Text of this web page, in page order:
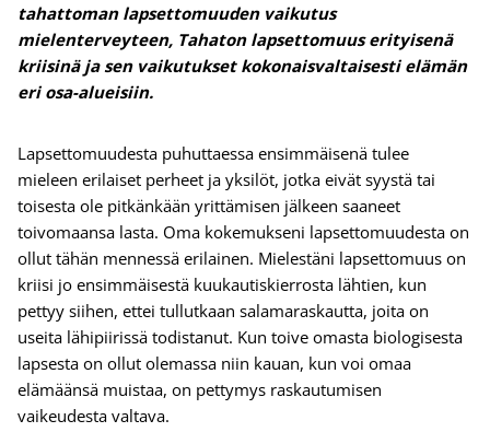
tahattoman lapsettomuuden vaikutus
mielenterveyteen, Tahaton lapsettomuus erityisenä
kriisinä ja sen vaikutukset kokonaisvaltaisesti elämän
eri osa-alueisiin.
Lapsettomuudesta puhuttaessa ensimmäisenä tulee
mieleen erilaiset perheet ja yksilöt, jotka eivät syystä tai
toisesta ole pitkänkään yrittämisen jälkeen saaneet
toivomaansa lasta. Oma kokemukseni lapsettomuudesta on
ollut tähän mennessä erilainen. Mielestäni lapsettomuus on
kriisi jo ensimmäisestä kuukautiskierrosta lähtien, kun
pettyy siihen, ettei tullutkaan salamaraskautta, joita on
useita lähipiirissä todistanut. Kun toive omasta biologisesta
lapsesta on ollut olemassa niin kauan, kun voi omaa
elämäänsä muistaa, on pettymys raskautumisen
vaikeudesta valtava.